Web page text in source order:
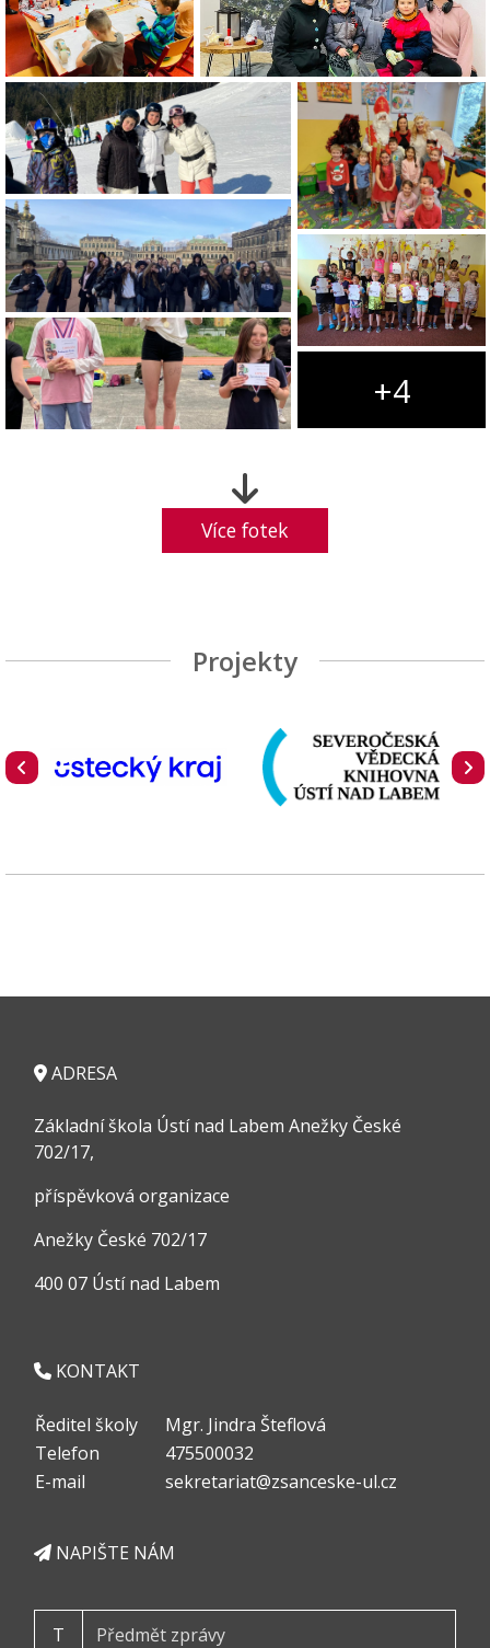
+4
Více fotek
Projekty
ADRESA
Základní škola Ústí nad Labem Anežky České
702/17,
příspěvková organizace
Anežky České 702/17
400 07 Ústí nad Labem
KONTAKT
Ředitel školy
Mgr. Jindra Šteflová
Telefon
475500032
E-mail
sekretariat@zsanceske-ul.cz
NAPIŠTE NÁM
T